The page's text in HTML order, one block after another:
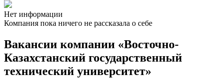
Нет информации
Компания пока ничего не рассказала о себе
Вакансии компании «Восточно-
Казахстанский государственный
технический университет»